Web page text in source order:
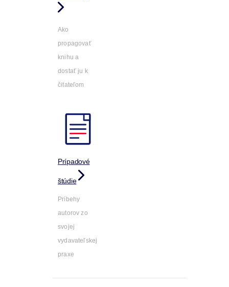
Ako
propagovať
knihu a
dostať ju k
čitateľom
Prípadové
štúdie
Príbehy
autorov zo
svojej
vydavateľskej
praxe